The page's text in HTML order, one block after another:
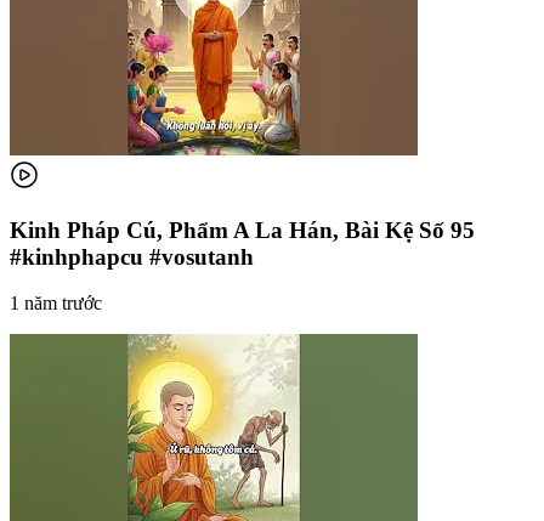
Kinh Pháp Cú, Phẩm A La Hán, Bài Kệ Số 95
#kinhphapcu #vosutanh
1 năm trước